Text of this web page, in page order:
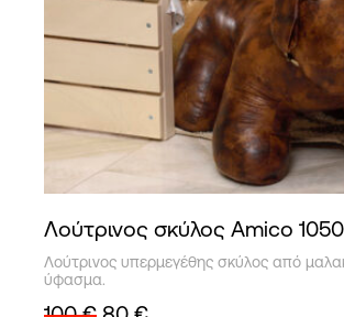
Λούτρινος σκύλος Amico 1050
Λούτρινος υπερμεγέθης σκύλος από
ύφασμα.